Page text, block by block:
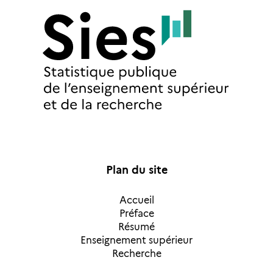
Plan du site
Accueil
Préface
Résumé
Enseignement supérieur
Recherche